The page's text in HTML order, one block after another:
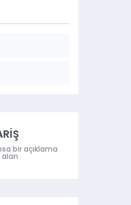
bir açıklama
alan